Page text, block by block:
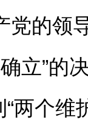
的领导
立”的
两个维